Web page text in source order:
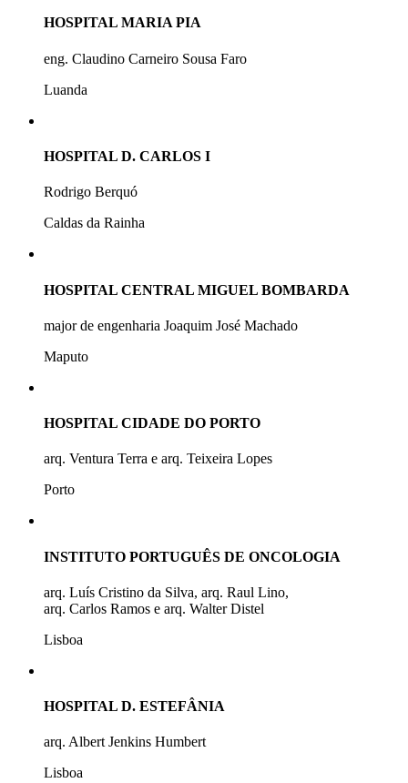
HOSPITAL MARIA PIA
eng. Claudino Carneiro Sousa Faro
Luanda
HOSPITAL D. CARLOS I
Rodrigo Berquó
Caldas da Rainha
HOSPITAL CENTRAL MIGUEL BOMBARDA
major de engenharia Joaquim José Machado
Maputo
HOSPITAL CIDADE DO PORTO
arq. Ventura Terra e arq. Teixeira Lopes
Porto
INSTITUTO PORTUGUÊS DE ONCOLOGIA
arq. Luís Cristino da Silva, arq. Raul Lino,
arq. Carlos Ramos e arq. Walter Distel
Lisboa
HOSPITAL D. ESTEFÂNIA
arq. Albert Jenkins Humbert
Lisboa